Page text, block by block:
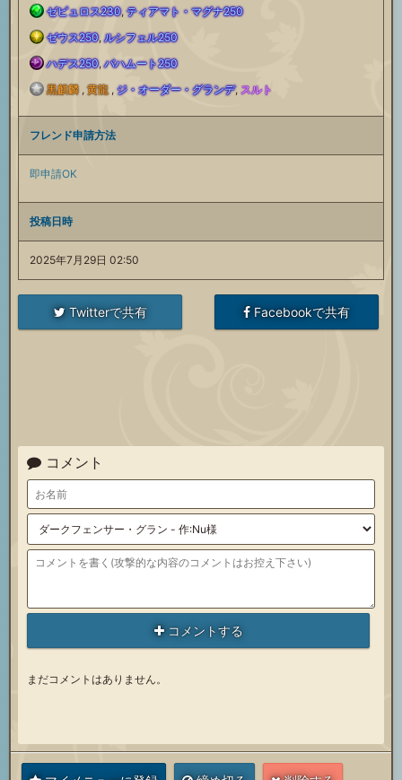
性
サ
ー
ト
召
属
性
ポ
ト
喚
属
性
サ
ポ
ー
属
性
ポ
ト
ゼピュロス230,ティアマト・マグナ250
属
性
ポ
ー
石
ゼウス250,ルシフェル250
性
サ
ポ
石
ハデス250,バハムート250
サ
ポ
ー
喚
石
黒麒麟 ,黄龍 , ジ・オーダー・グランデ, スルト
フレンド申請方法
即申請OK
投稿日時
2025年7月29日 02:50
Twitterで共有 Facebookで共有
コメント
コメントする
まだコメントはありません。